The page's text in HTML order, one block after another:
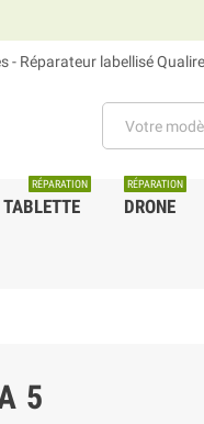
Réparateur labellisé
TABLETTE
RÉPARATION
DRONE
RÉPARATION
5